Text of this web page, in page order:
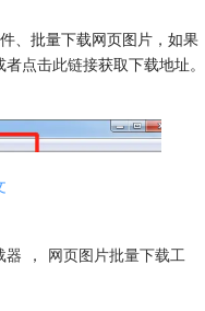
、批量下载网页图片，如果
者点击此链接获取下载地址。
器 ，
网页图片批量下载工